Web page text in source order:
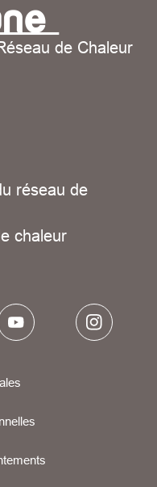
de Chaleur
réseau de
chaleur